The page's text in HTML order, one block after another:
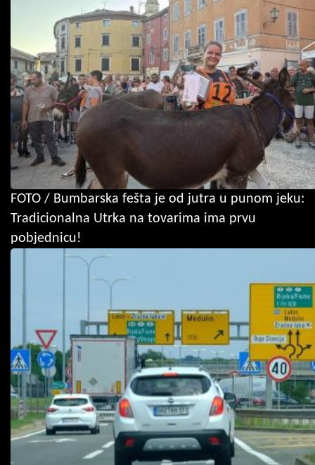
FOTO / Bumbarska fešta je od jutra u punom jeku:
Tradicionalna Utrka na tovarima ima prvu
pobjednicu!